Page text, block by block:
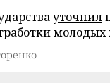
уточнил
молодых